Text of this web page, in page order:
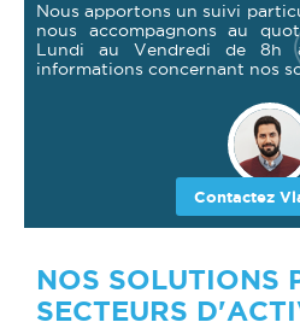
Nous apportons un suivi
nous accompagnons au
Lundi au Vendredi de 8h
informations concernant nos
Contactez
NOS SOLUTIONS
SECTEURS